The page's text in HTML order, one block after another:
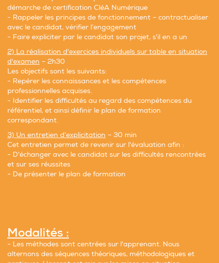
démarche de certification CléA Numérique
- Rappeler les principes de fonctionnement – contractualiser
avec le candidat, vérifier l’engagement
- Faire expliciter par le candidat son projet, s'il en a un
2) La réalisation d'exercices individuels sur table en situation
d'examen – 2h30
Les objectifs sont les suivants:
- Repérer les connaissances et les compétences
professionnelles acquises.
- Identifier les difficultés au regard des compétences du
référentiel, et ainsi définir le plan de formation
correspondant.
3) Un entretien d’explicitation – 30 min
Cet entretien permet de revenir sur l'évaluation afin :
- D'échanger avec le candidat sur les difficultés rencontrées
et sur ses réussites
- De présenter le plan de formation
Modalités :
- Les méthodes sont centrées sur l'apprenant. Nous
alternons des séquences théoriques, méthodologiques et